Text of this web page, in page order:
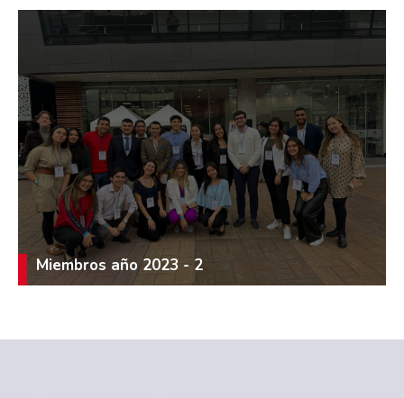
Miembros año 2023 - 2